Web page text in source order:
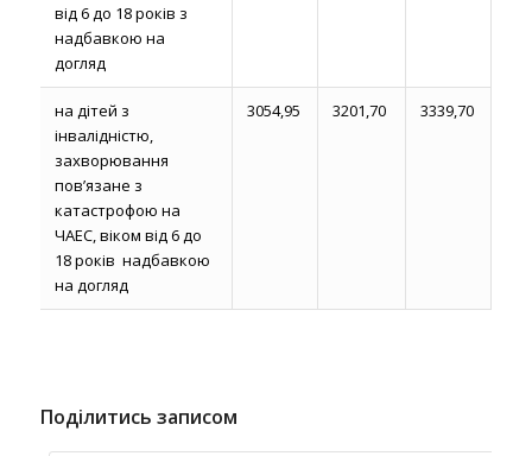
від 6 до 18 років з
надбавкою на
догляд
на дітей з
інвалідністю,
захворювання
пов’язане з
катастрофою на
ЧАЕС, віком від 6 до
18 років надбавкою
на догляд
3054,95 3201,70 3339,70
Поділитись записом